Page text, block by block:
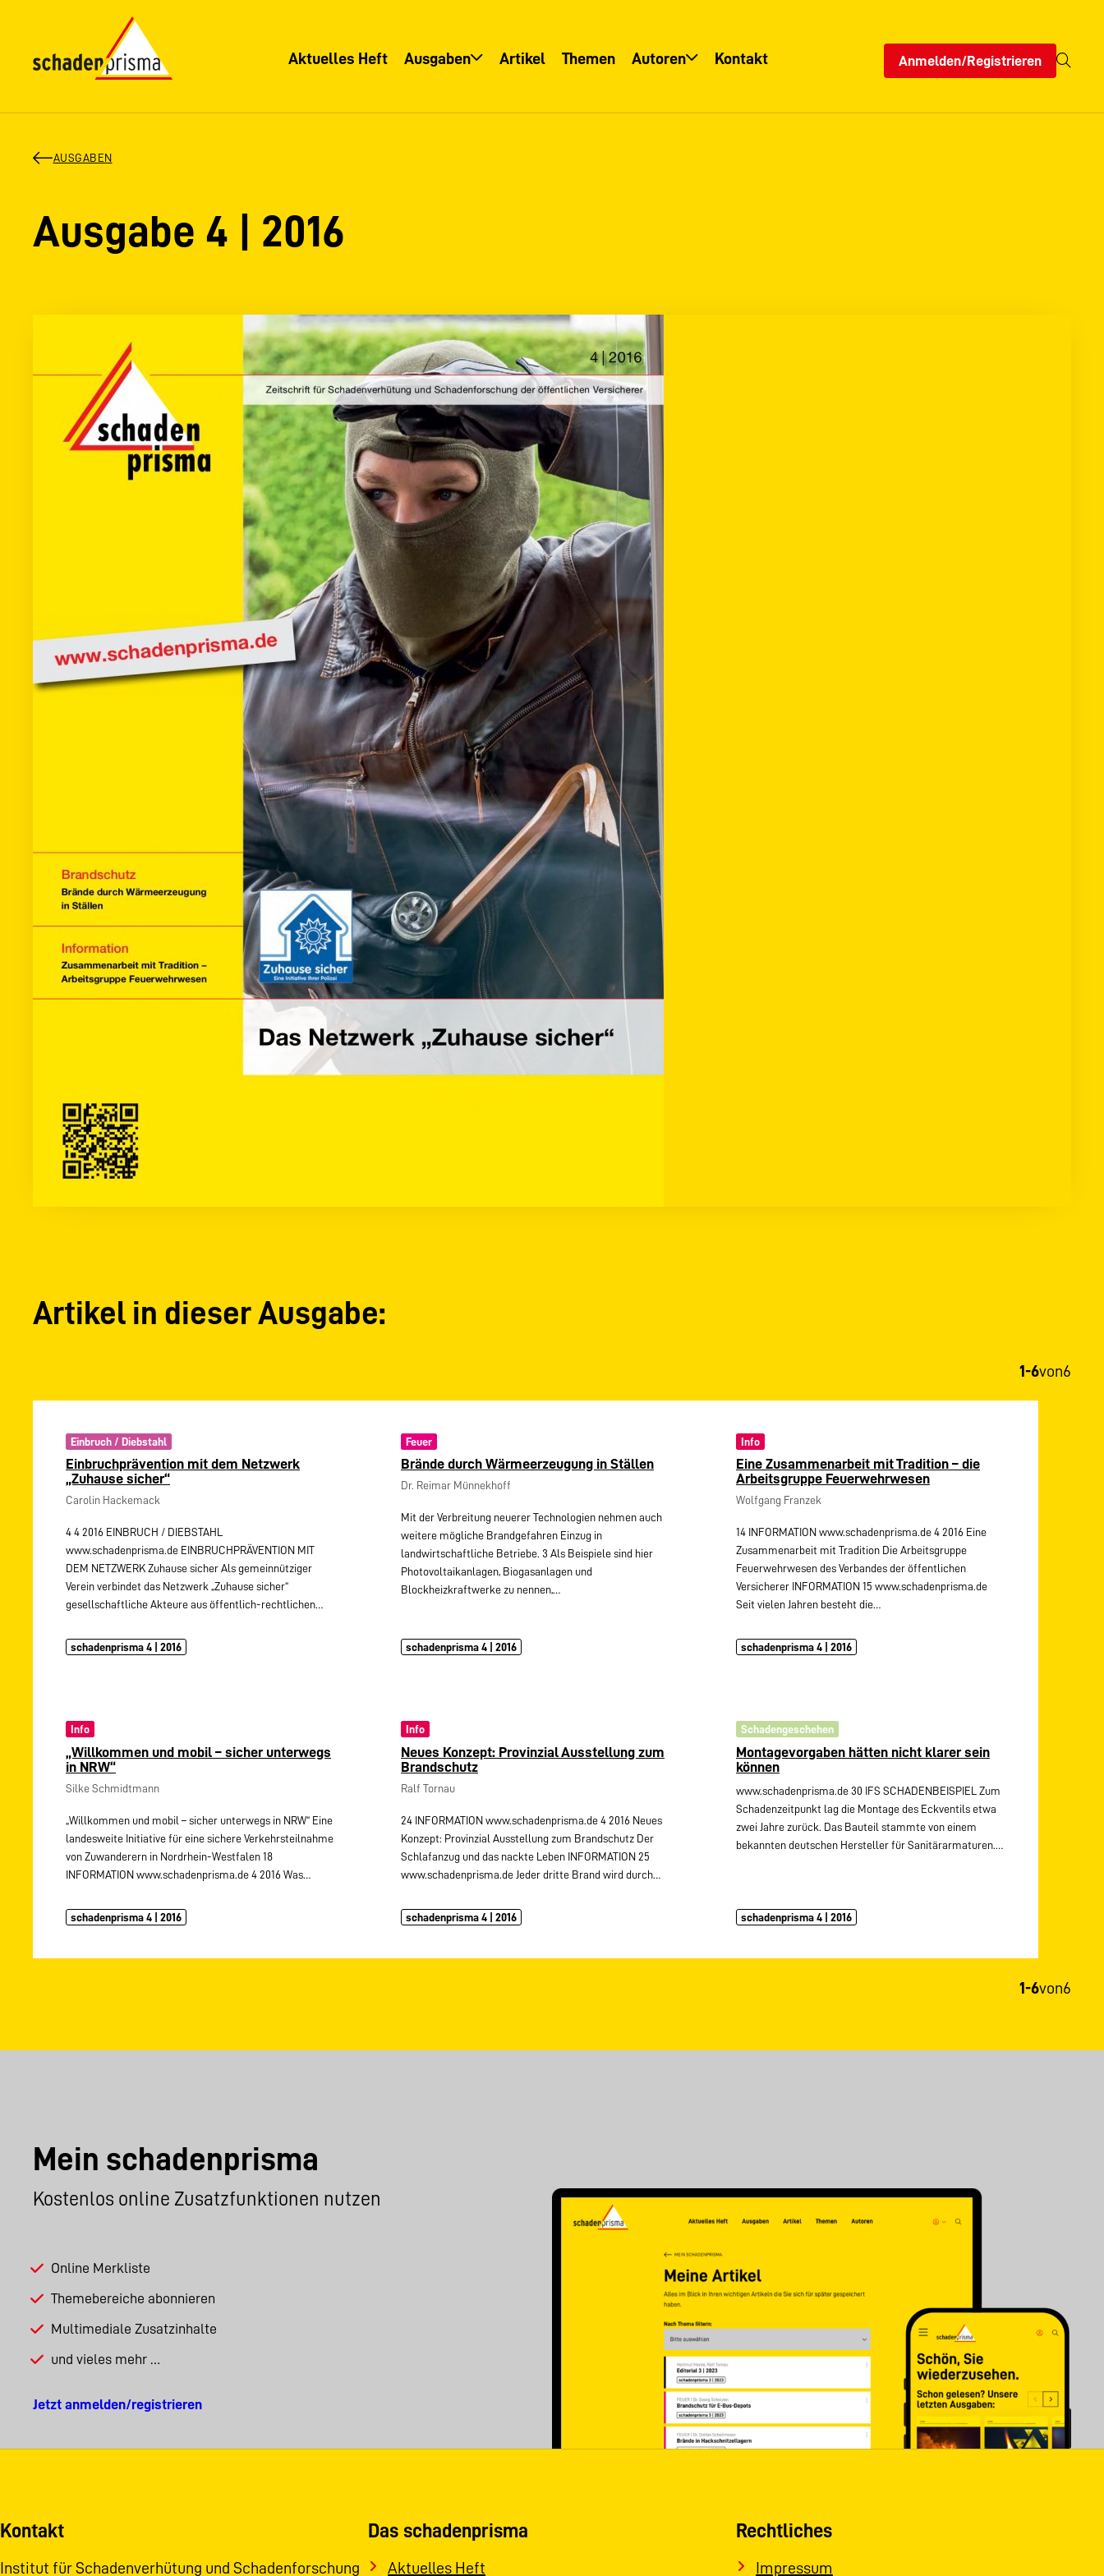
Aktuelles Heft Ausgaben Artikel Themen Autoren Kontakt Anmelden/Registrieren
AUSGABEN
Ausgabe 4 | 2016
Artikel in dieser Ausgabe:
1-6von6
Einbruch / Diebstahl
Einbruchprävention mit dem Netzwerk
„Zuhause sicher“
Carolin Hackemack
4 4 2016 EINBRUCH / DIEBSTAHL
www.schadenprisma.de EINBRUCHPRÄVENTION MIT
DEM NETZWERK Zuhause sicher Als gemeinnütziger
Verein verbindet das Netzwerk „Zuhause sicher“
gesellschaftliche Akteure aus öffentlich-rechtlichen…
schadenprisma 4 | 2016
Feuer
Brände durch Wärmeerzeugung in Ställen
Dr. Reimar Münnekhoff
Mit der Verbreitung neuerer Technologien nehmen auch
weitere mögliche Brandgefahren Einzug in
landwirtschaftliche Betriebe. 3 Als Beispiele sind hier
Photovoltaikanlagen, Biogasanlagen und
Blockheizkraftwerke zu nennen,…
schadenprisma 4 | 2016
Info
Eine Zusammenarbeit mit Tradition – die
Arbeitsgruppe Feuerwehrwesen
Wolfgang Franzek
14 INFORMATION www.schadenprisma.de 4 2016 Eine
Zusammenarbeit mit Tradition Die Arbeitsgruppe
Feuerwehrwesen des Verbandes der öffentlichen
Versicherer INFORMATION 15 www.schadenprisma.de
Seit vielen Jahren besteht die…
schadenprisma 4 | 2016
Info
„Willkommen und mobil – sicher unterwegs
in NRW“
Silke Schmidtmann
„Willkommen und mobil – sicher unterwegs in NRW“ Eine
landesweite Initiative für eine sichere Verkehrsteilnahme
von Zuwanderern in Nordrhein-Westfalen 18
INFORMATION www.schadenprisma.de 4 2016 Was…
schadenprisma 4 | 2016
Info
Neues Konzept: Provinzial Ausstellung zum
Brandschutz
Ralf Tornau
24 INFORMATION www.schadenprisma.de 4 2016 Neues
Konzept: Provinzial Ausstellung zum Brandschutz Der
Schlafanzug und das nackte Leben INFORMATION 25
www.schadenprisma.de Jeder dritte Brand wird durch…
schadenprisma 4 | 2016
Schadengeschehen
Montagevorgaben hätten nicht klarer sein
können
www.schadenprisma.de 30 IFS SCHADENBEISPIEL Zum
Schadenzeitpunkt lag die Montage des Eckventils etwa
zwei Jahre zurück. Das Bauteil stammte von einem
bekannten deutschen Hersteller für Sanitärarmaturen.…
schadenprisma 4 | 2016
1-6von6
Mein schadenprisma
Kostenlos online Zusatzfunktionen nutzen
Online Merkliste
Themebereiche abonnieren
Multimediale Zusatzinhalte
und vieles mehr …
Jetzt anmelden/registrieren
Kontakt
Institut für Schadenverhütung und Schadenforschung
Das schadenprisma
Aktuelles Heft
Rechtliches
Impressum